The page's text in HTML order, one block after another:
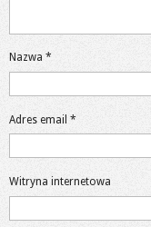
Nazwa *
Adres email *
Witryna internetowa